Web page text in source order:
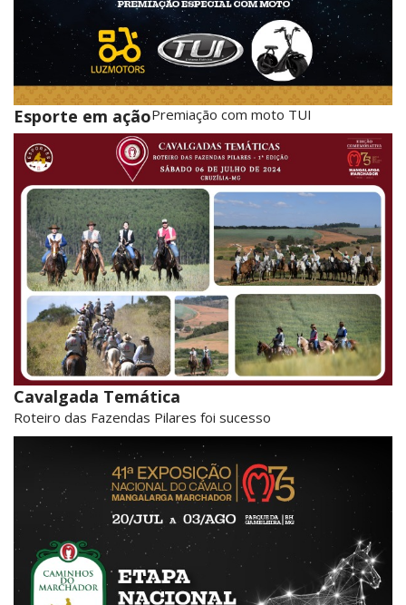
Esporte em açãoPremiação com moto TUI
Cavalgada Temática
Roteiro das Fazendas Pilares foi sucesso